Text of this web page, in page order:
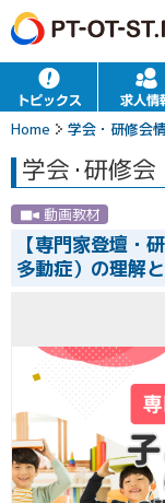
Home 学会・研修会
学会・研修会
動画教材
【専門家登壇・
多動症）の理解